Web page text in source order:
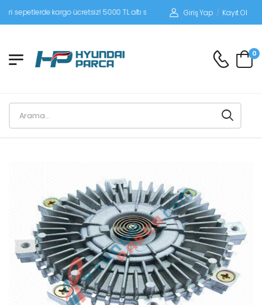
kargo ücretsiz! 5000 TL altı siparişlerinizde siparişleriniz alıcı
Giriş Yap / Kayıt Ol
0